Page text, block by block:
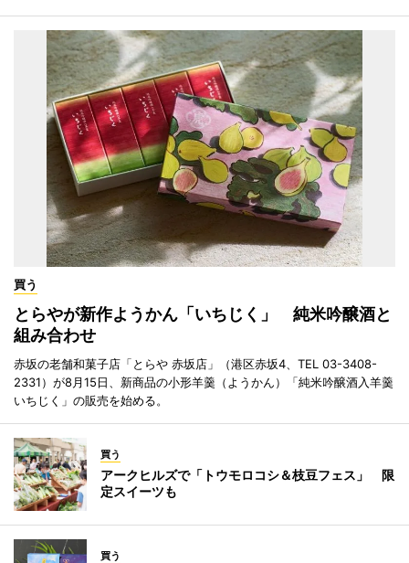
買う
とらやが新作ようかん「いちじく」 純米吟醸酒と
組み合わせ
赤坂の老舗和菓子店「とらや 赤坂店」（港区赤坂4、TEL 03-3408-
2331）が8月15日、新商品の小形羊羹（ようかん）「純米吟醸酒入羊羹
いちじく」の販売を始める。
買う
アークヒルズで「トウモロコシ＆枝豆フェス」 限
定スイーツも
買う